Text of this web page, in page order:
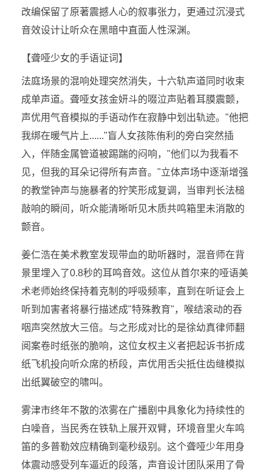
改编保留了原著震撼人心的叙事张力，更通过沉浸式
音效设计让听众在黑暗中直面人性深渊。
【聋哑少女的手语证词】
法庭场景的混响处理突然消失，十六轨声道同时收束
成单声道。聋哑女孩金妍斗的啜泣声贴着耳膜震颤，
声优用气音模拟的手语动作在寂静中划出轨迹。"他把
我绑在暖气片上......"盲人女孩陈侑利的旁白突然插
入，伴随金属管道被踢踹的闷响，"他们以为我看不
见，但我的耳朵记得所有声音。"立体声场中逐渐增强
的教堂钟声与施暴者的狞笑形成复调，当审判长法槌
敲响的瞬间，听众能清晰听见木质共鸣箱里未消散的
颤音。
姜仁浩在美术教室发现带血的助听器时，混音师在背
景里埋入了0.8秒的耳鸣音效。这位从首尔来的哑语美
术老师始终保持着克制的呼吸频率，直到在听证会上
听到加害者将暴行描述成"特殊教育"，喉结滚动的吞
咽声突然放大三倍。与之形成对比的是徐幼真律师翻
阅案卷时纸张的脆响，这位女权主义者把起诉书折成
纸飞机投向听众席的桥段，声优用舌尖抵住齿缝模拟
出纸翼破空的啸叫。
雾津市终年不散的浓雾在广播剧中具象化为持续性的
白噪音，当民秀在铁轨上展开双臂，环境音里火车鸣
笛的多普勒效应精确到毫秒级别。这个聋哑少年用身
体震动感受列车逼近的段落，声音设计团队采用了骨